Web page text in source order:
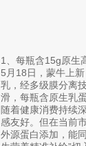
1、每瓶含15g原生
5月18日，蒙牛上
乳，经多级膜分离
滑，每瓶含原生乳
随着健康消费持续
感友好。但在当前
外源蛋白添加，能